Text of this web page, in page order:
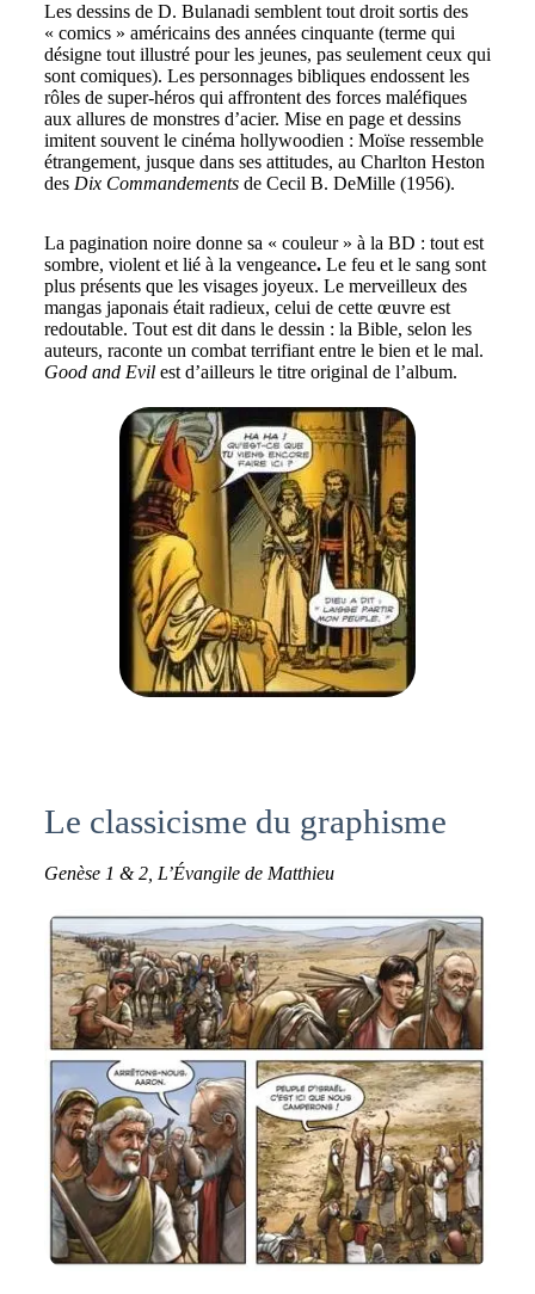
Les dessins de D. Bulanadi semblent tout droit sortis des
« comics » américains des années cinquante (terme qui
désigne tout illustré pour les jeunes, pas seulement ceux qui
sont comiques). Les personnages bibliques endossent les
rôles de super-héros qui affrontent des forces maléfiques
aux allures de monstres d’acier. Mise en page et dessins
imitent souvent le cinéma hollywoodien : Moïse ressemble
étrangement, jusque dans ses attitudes, au Charlton Heston
des Dix Commandementsde Cecil B. DeMille (1956).
La pagination noire donne sa « couleur » à la BD : tout est
sombre, violent et lié à la vengeance.Le feu et le sang sont
plus présents que les visages joyeux. Le merveilleux des
mangas japonais était radieux, celui de cette œuvre est
redoutable. Tout est dit dans le dessin : la Bible, selon les
auteurs, raconte un combat terrifiant entre le bien et le mal.
Good and Evilest d’ailleurs le titre original de l’album.
Le classicisme du graphisme
Genèse 1 & 2, L’Évangile de Matthieu